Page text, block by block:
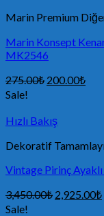
Marin Premium
Marin Konsept
MK2546
275.00₺ 200.00₺
Sale!
Hızlı Bakış
Dekoratif
Vintage Pirinç
3,450.00₺ 2,925.00₺
Sale!